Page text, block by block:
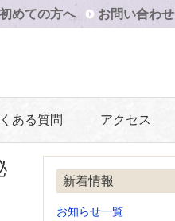
初めての方へ お問い合わせ
ある質問 アクセス
新着情報
お知らせ一覧